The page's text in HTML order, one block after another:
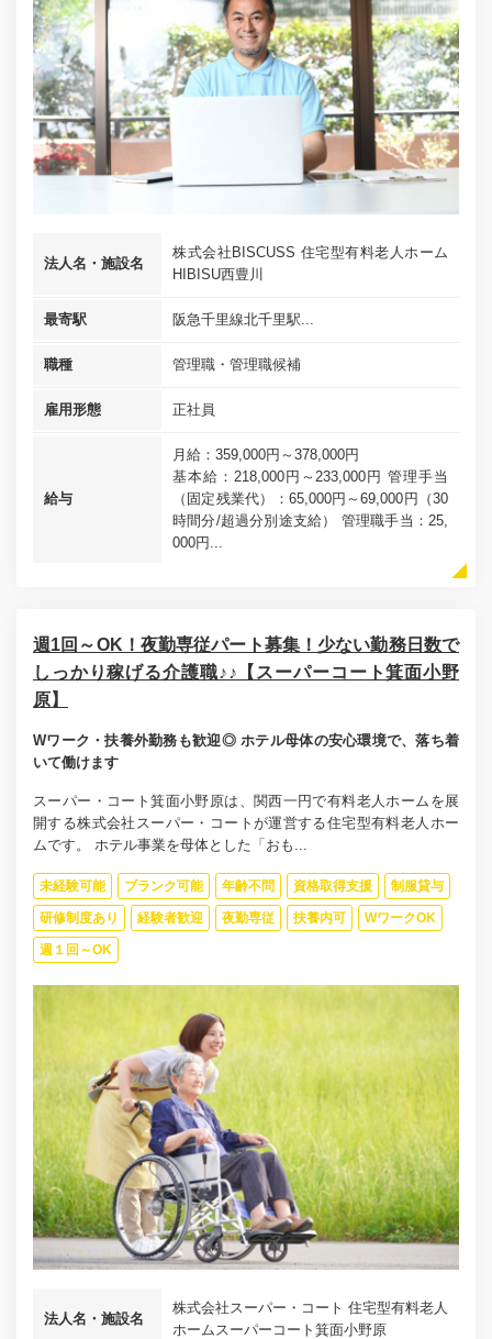
法人名・施設名
株式会社BISCUSS 住宅型有料老人ホーム
HIBISU西豊川
最寄駅 阪急千里線北千里駅...
職種 管理職・管理職候補
雇用形態 正社員
給与
月給：359,000円～378,000円
基本給：218,000円～233,000円 管理手当
（固定残業代）：65,000円～69,000円（30
時間分/超過分別途支給） 管理職手当：25,
000円...
週1回～OK！夜勤専従パート募集！少ない勤務日数で
しっかり稼げる介護職♪♪【スーパーコート箕面小野
原】
Wワーク・扶養外勤務も歓迎◎ ホテル母体の安心環境で、落ち着
いて働けます
スーパー・コート箕面小野原は、関西一円で有料老人ホームを展
開する株式会社スーパー・コートが運営する住宅型有料老人ホー
ムです。 ホテル事業を母体とした「おも...
未経験可能 ブランク可能 年齢不問 資格取得支援 制服貸与
研修制度あり 経験者歓迎 夜勤専従 扶養内可 WワークOK
週１回～OK
法人名・施設名
株式会社スーパー・コート 住宅型有料老人
ホームスーパーコート箕面小野原